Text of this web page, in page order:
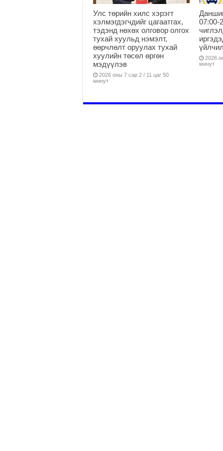
Улс төрийн хилс хэрэгт
хэлмэгдэгчдийг цагаатгах,
тэдэнд нөхөх олговор олгох
тухай хуульд нэмэлт,
өөрчлөлт оруулах тухай
хуулийн төсөл өргөн
мэдүүлэв
2026 оны 7 сар 2 / 11 цаг 50
минут
07:00-
2026
минут